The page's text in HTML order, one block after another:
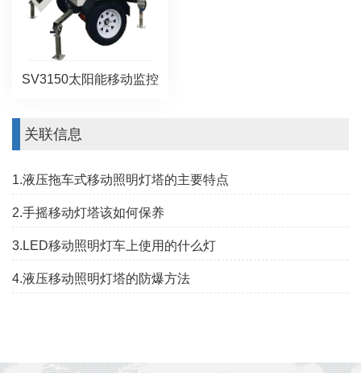
SV3150太阳能移动监控
关联信息
1.液压拖车式移动照明灯塔的主要特点
2.手摇移动灯塔该如何保养
3.LED移动照明灯车上使用的什么灯
4.液压移动照明灯塔的防爆方法